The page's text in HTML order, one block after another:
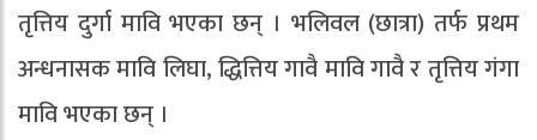
तृत्तिय दुर्गा मावि भएका छन् । भलिवल (छात्रा) तर्फ प्रथम
अन्धनासक मावि लिघा, द्धित्तिय गावै मावि गावै र तृत्तिय गंगा
मावि भएका छन् ।